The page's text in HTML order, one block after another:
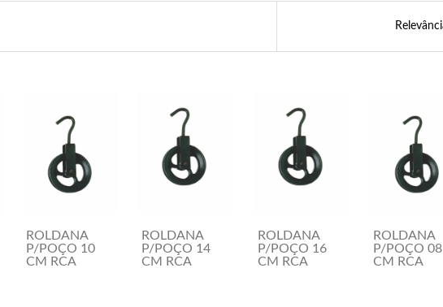
ROLDANA
P/POÇO 10
CM RCA
ROLDANA
P/POÇO 14
CM RCA
ROLDANA
P/POÇO 16
CM RCA
ROLDANA
P/POÇO 08
CM RCA